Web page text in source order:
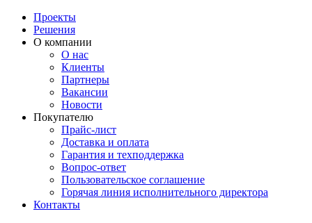
Проекты
Решения
О компании
О нас
Клиенты
Партнеры
Вакансии
Новости
Покупателю
Прайс-лист
Доставка и оплата
Гарантия и техподдержка
Вопрос-ответ
Пользовательское соглашение
Горячая линия исполнительного директора
Контакты